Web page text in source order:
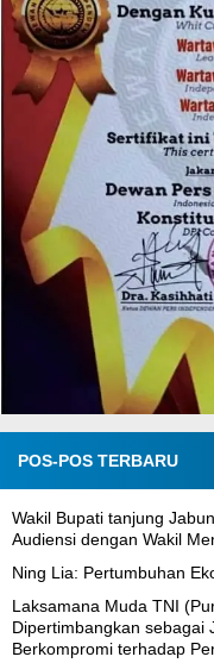
POS-POS TERBARU
Wakil Bupati tanjung
Audiensi dengan Wakil
Ning Lia: Pertumbuhan
Laksamana Muda TNI
Dipertimbangkan sebagai
Berkompromi terhadap